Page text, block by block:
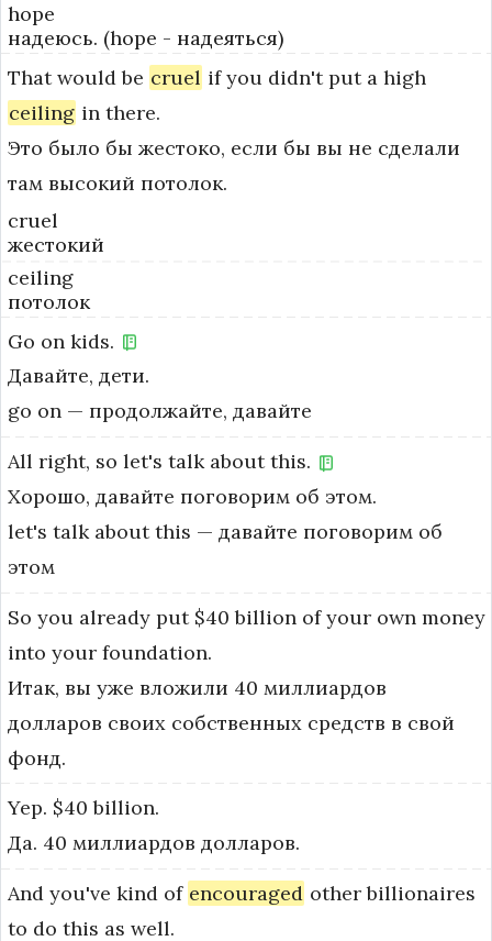
hope
надеюсь. (hope - надеяться)
That would be cruel if you didn't put a high
ceiling in there.
Это было бы жестоко, если бы вы не сделали
там высокий потолок.
cruel
жестокий
ceiling
потолок
Go on kids.
Давайте, дети.
go on — продолжайте, давайте
All right, so let's talk about this.
Хорошо, давайте поговорим об этом.
let's talk about this — давайте поговорим об
этом
So you already put $40 billion of your own money
into your foundation.
Итак, вы уже вложили 40 миллиардов
долларов своих собственных средств в свой
фонд.
Yep. $40 billion.
Да. 40 миллиардов долларов.
And you've kind of encouraged other billionaires
to do this as well.